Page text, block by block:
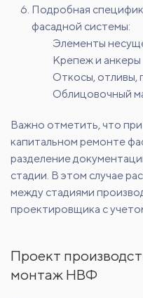
Подробная
фасадной системы:
Элементы
Крепеж и анкеры
Откосы, отливы,
Облицовочный
Важно отметить, что
капитальном ремонте
разделение
стадии. В этом случае
между стадиями
проектировщика с
Проект
монтаж НВФ